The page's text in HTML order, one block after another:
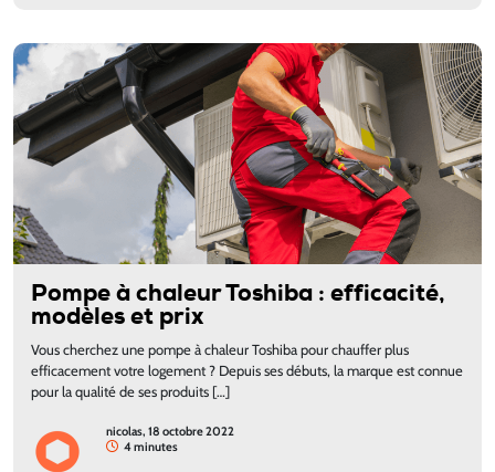
Pompe à chaleur Toshiba : efficacité,
modèles et prix
Vous cherchez une pompe à chaleur Toshiba pour chauffer plus
efficacement votre logement ? Depuis ses débuts, la marque est connue
pour la qualité de ses produits […]
nicolas, 18 octobre 2022
4 minutes